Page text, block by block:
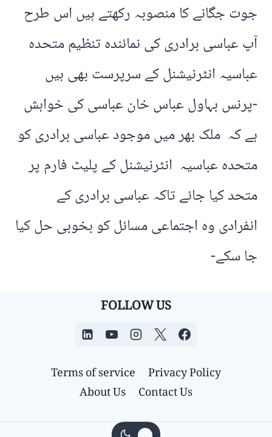
جوت جگانے کا منصوبہ رکھتے ہیں اس طرح
آپ عباسی برادری کی نمائندہ تنظیم متحدہ
عباسیہ انٹرنیشنل کے سرپرست بھی ہیں
-پرنس بہاول عباس خان عباسی کی خواہش
ہے کہ ملک بھر میں موجود عباسی برادری کو
متحدہ عباسیہ انٹرنیشنل کے پلیٹ فارم پر
متحد کیا جائے تاکہ عباسی برادری کے
انفرادی وہ اجتماعی مسائل کو بخوبی حل کیا
جا سکے-
FOLLOW US
Privacy Policy
Terms of service
Contact Us
About Us